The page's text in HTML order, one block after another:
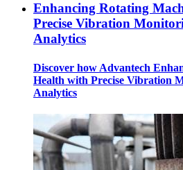
Enhancing Rotating
Precise Vibration
Analytics
Discover how Advantech
Health with Precise Vibration
Analytics